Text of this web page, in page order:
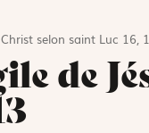
selon saint Luc 16,
de